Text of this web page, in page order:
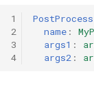
1
2
3
4
PostProcess
name :
args1 :
args2 :